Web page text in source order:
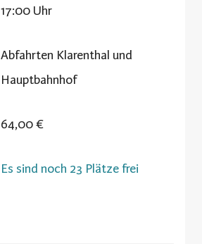
17:00 Uhr
Abfahrten Klarenthal und
Hauptbahnhof
64,00 €
Es sind noch 23 Plätze frei